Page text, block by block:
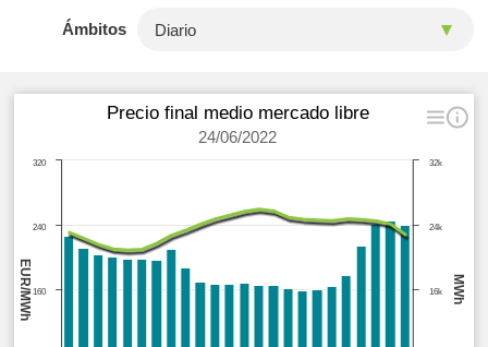
Ámbitos
MWh
EUR/MWh
Precio final medio mercado libre
24/06/2022
16k
24k
32k
160
240
320